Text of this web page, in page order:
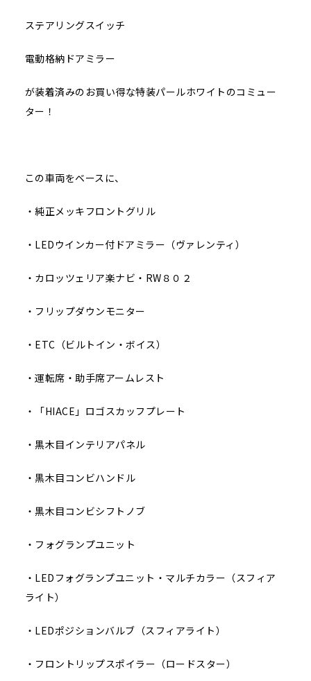
ステアリングスイッチ
電動格納ドアミラー
が装着済みのお買い得な特装パールホワイトのコミュー
ター！
この車両をベースに、
・純正メッキフロントグリル
・LEDウインカー付ドアミラー（ヴァレンティ）
・カロッツェリア楽ナビ・RW８０２
・フリップダウンモニター
・ETC（ビルトイン・ボイス）
・運転席・助手席アームレスト
・「HIACE」ロゴスカッフプレート
・黒木目インテリアパネル
・黒木目コンビハンドル
・黒木目コンビシフトノブ
・フォグランプユニット
・LEDフォグランプユニット・マルチカラー（スフィア
ライト）
・LEDポジションバルブ（スフィアライト）
・フロントリップスポイラー（ロードスター）